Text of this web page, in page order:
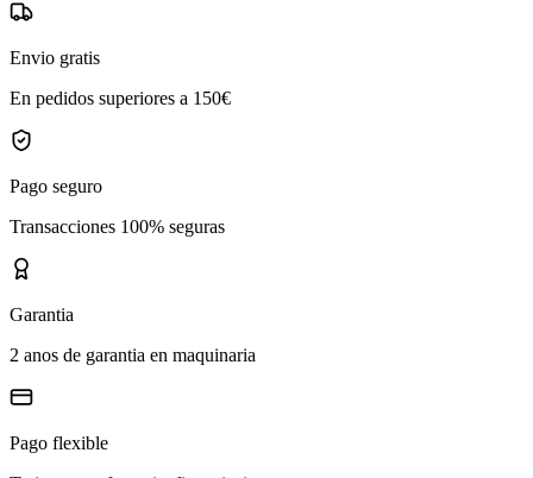
Envio gratis
En pedidos superiores a 150€
Pago seguro
Transacciones 100% seguras
Garantia
2 anos de garantia en maquinaria
Pago flexible